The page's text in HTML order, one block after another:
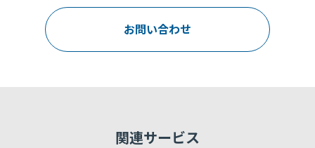
関連サービス
お問い合わせ